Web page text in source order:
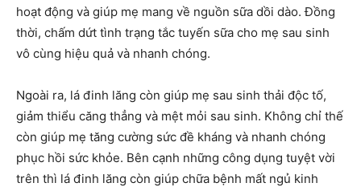
hoạt động và giúp mẹ mang về nguồn sữa dồi dào. Đồng
thời, chấm dứt tình trạng tắc tuyến sữa cho mẹ sau sinh
vô cùng hiệu quả và nhanh chóng.
Ngoài ra, lá đinh lăng còn giúp mẹ sau sinh thải độc tố,
giảm thiểu căng thẳng và mệt mỏi sau sinh. Không chỉ thế
còn giúp mẹ tăng cường sức đề kháng và nhanh chóng
phục hồi sức khỏe. Bên cạnh những công dụng tuyệt vời
trên thì lá đinh lăng còn giúp chữa bệnh mất ngủ kinh